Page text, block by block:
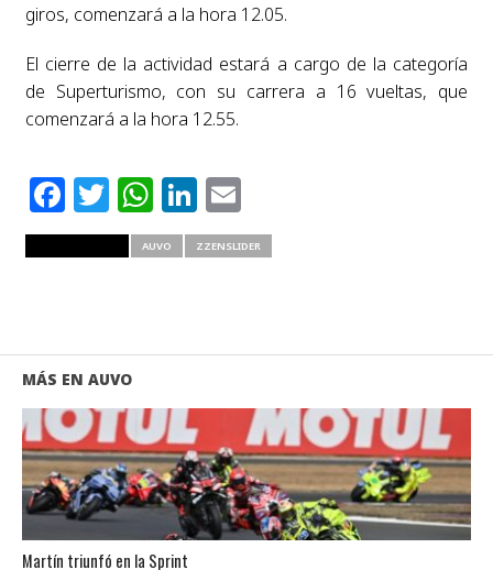
giros, comenzará a la hora 12.05.
El cierre de la actividad estará a cargo de la categoría
de Superturismo, con su carrera a 16 vueltas, que
comenzará a la hora 12.55.
Facebook
Twitter
WhatsApp
LinkedIn
Email
AUVO ZZENSLIDER
MÁS EN AUVO
Martín triunfó en la Sprint